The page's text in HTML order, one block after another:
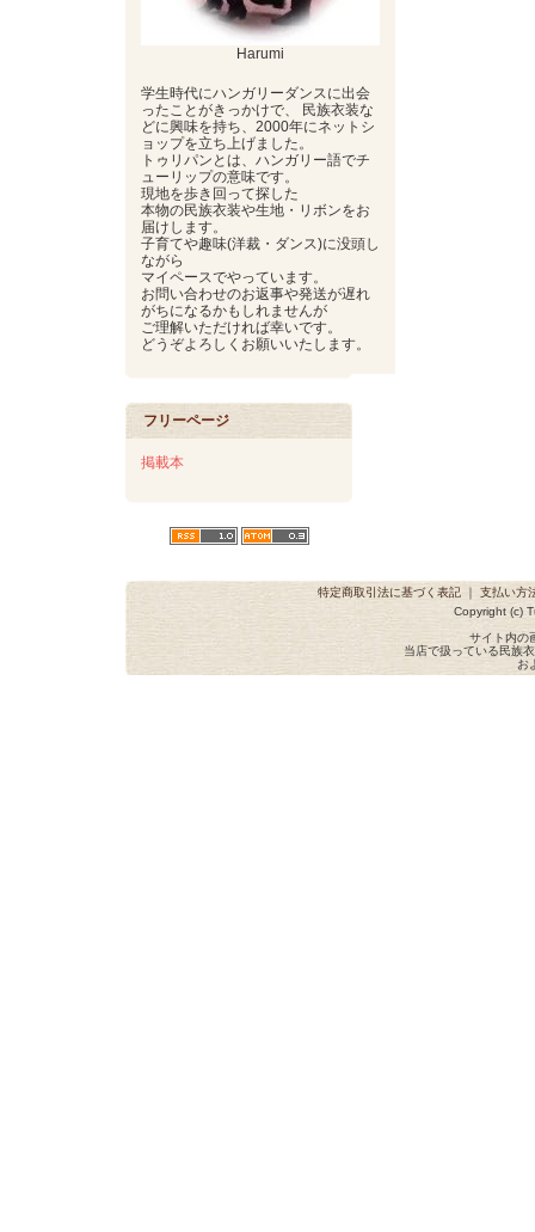
Harumi
学生時代にハンガリーダンスに出会
ったことがきっかけで、 民族衣装な
どに興味を持ち、2000年にネットシ
ョップを立ち上げました。
トゥリパンとは、ハンガリー語でチ
ューリップの意味です。
現地を歩き回って探した
本物の民族衣装や生地・リボンをお
届けします。
子育てや趣味(洋裁・ダンス)に没頭し
ながら
マイペースでやっています。
お問い合わせのお返事や発送が遅れ
がちになるかもしれませんが
ご理解いただければ幸いです。
どうぞよろしくお願いいたします。
フリーページ
掲載本
特定商取引法に基づく表記 ｜ 支払い方
Copyright (c)
サイト内の
当店で扱っている民族
お